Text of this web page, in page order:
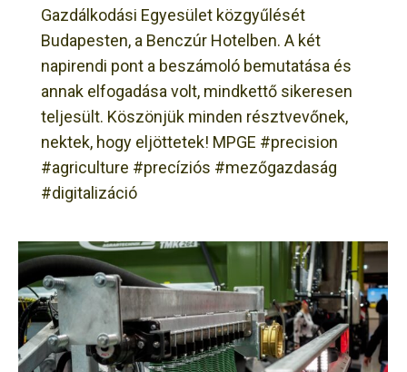
Gazdálkodási Egyesület közgyűlését
Budapesten, a Benczúr Hotelben. A két
napirendi pont a beszámoló bemutatása és
annak elfogadása volt, mindkettő sikeresen
teljesült. Köszönjük minden résztvevőnek,
nektek, hogy eljöttetek! MPGE #precision
#agriculture #precíziós #mezőgazdaság
#digitalizáció